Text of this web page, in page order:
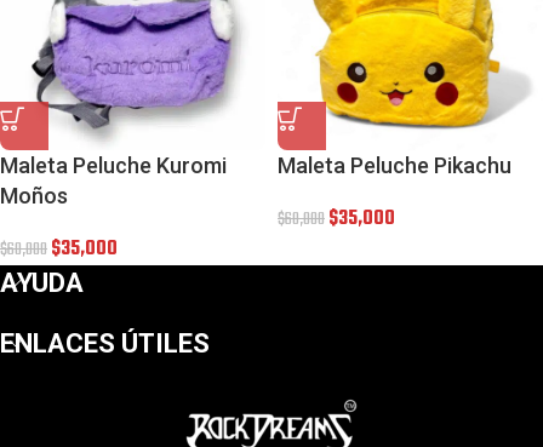
Maleta Peluche Kuromi
Moños
$60,000$35,000
Maleta Peluche Pikachu
$60,000$35,000
AYUDA
ENLACES ÚTILES